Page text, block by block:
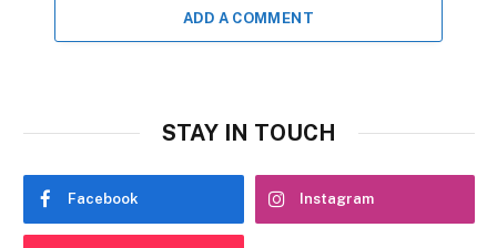
ADD A COMMENT
STAY IN TOUCH
Facebook Instagram